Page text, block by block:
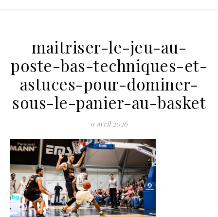
maitriser-le-jeu-au-
poste-bas-techniques-et-
astuces-pour-dominer-
sous-le-panier-au-basket
9 avril 2026